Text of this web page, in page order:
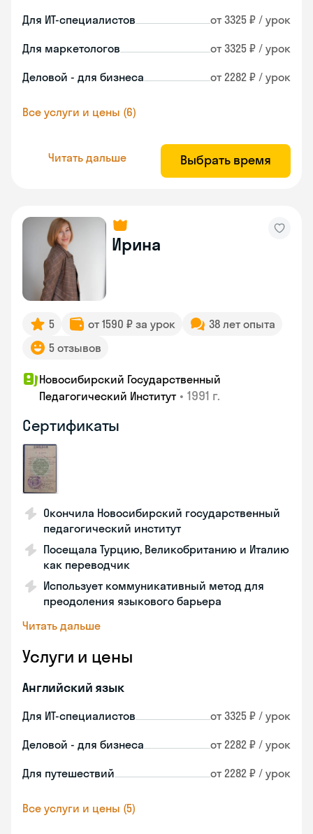
Для ИТ-специалистов от 3325 ₽ / урок
Для маркетологов от 3325 ₽ / урок
Деловой - для бизнеса от 2282 ₽ / урок
Все услуги и цены (6)
Читать дальше Выбрать время
Ирина
5 от 1590 ₽ за урок
38 лет опыта
5 отзывов
Новосибирский Государственный
Педагогический Институт • 1991 г.
Сертификаты
Окончила Новосибирский государственный
педагогический институт
Посещала Турцию, Великобританию и Италию
как переводчик
Использует коммуникативный метод для
преодоления языкового барьера
Читать дальше
Услуги и цены
Английский язык
Для ИТ-специалистов от 3325 ₽ / урок
Деловой - для бизнеса от 2282 ₽ / урок
Для путешествий от 2282 ₽ / урок
Все услуги и цены (5)